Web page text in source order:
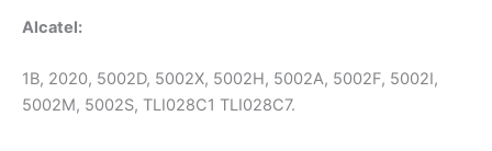
Alcatel:
1B, 2020, 5002D, 5002X, 5002H, 5002A, 5002F, 5002I,
5002M, 5002S, TLI028C1 TLI028C7.